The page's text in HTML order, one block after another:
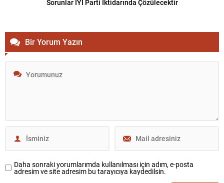
Sorunlar İYİ Parti İktidarında Çözülecektir
Bir Yorum Yazın
Daha sonraki yorumlarımda kullanılması için adım, e-posta
adresim ve site adresim bu tarayıcıya kaydedilsin.